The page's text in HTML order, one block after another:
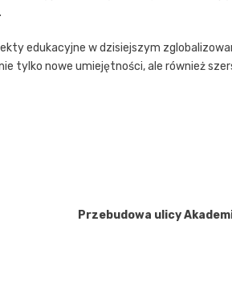
edukacyjne w dzisiejszym
tylko nowe umiejętności, ale również
Przebudowa ulicy